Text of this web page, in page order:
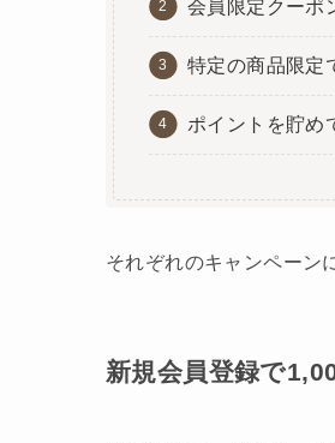
会員限定クーポ
特定の商品限定
ポイントを貯め
それぞれのキャンペーン
新規会員登録で